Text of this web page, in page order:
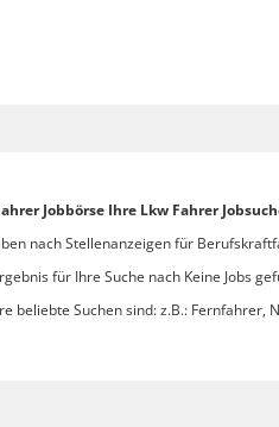
Jobbörse Ihre Lkw Fahrer
nach Stellenanzeigen für
für Ihre Suche nach Keine Jobs
beliebte Suchen sind: z.B.: Fernfahrer,